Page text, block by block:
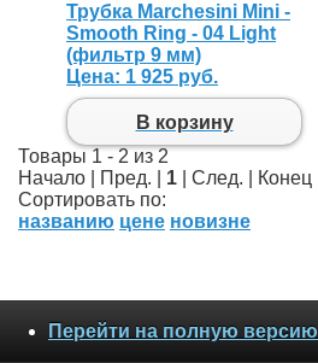
Трубка Marchesini Mini -
Smooth Ring - 04 Light
(фильтр 9 мм)
Цена: 1 925 руб.
В корзину
Товары 1 - 2 из 2
Начало | Пред. | 1 | След. | Конец
Сортировать по:
названию цене новизне
Перейти на полную версию